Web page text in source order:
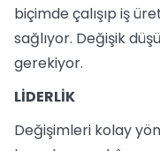
biçimde çalışıp iş
sağlıyor. Değişik
gerekiyor.
LİDERLİK
Değişimleri kolay